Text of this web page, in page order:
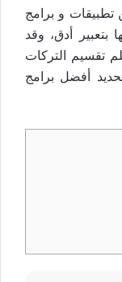
تطبيقات و برامج
أدق، وقد
تقسيم التركات
أفضل برامج